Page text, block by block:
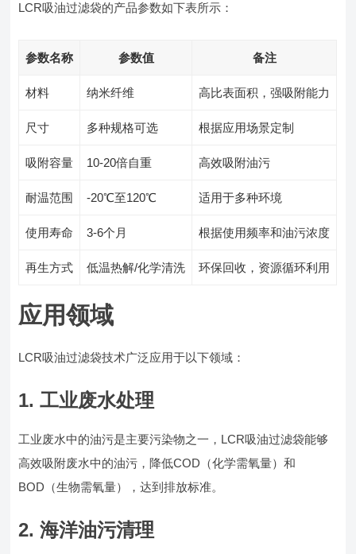
LCR吸油过滤袋的产品参数如下表所示：
参数名称 参数值 备注
材料 纳米纤维 高比表面积，强吸附能力
尺寸 多种规格可选 根据应用场景定制
吸附容量 10-20倍自重 高效吸附油污
耐温范围 -20℃至120℃ 适用于多种环境
使用寿命 3-6个月 根据使用频率和油污浓度
再生方式 低温热解/化学清洗 环保回收，资源循环利用
应用领域
LCR吸油过滤袋技术广泛应用于以下领域：
1. 工业废水处理
工业废水中的油污是主要污染物之一，LCR吸油过滤袋能够
高效吸附废水中的油污，降低COD（化学需氧量）和
BOD（生物需氧量），达到排放标准。
2. 海洋油污清理